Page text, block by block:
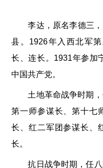
李达，原名李德三
县。1926年入西北军
长、连长。1931年参加
中国共产党。
土地革命战争时期
第一师参谋长、第十七
长、红二军团参谋长、
长。
抗日战争时期，任